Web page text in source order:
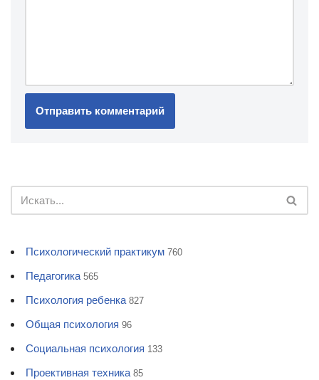
Психологический практикум 760
Педагогика 565
Психология ребенка 827
Общая психология 96
Социальная психология 133
Проективная техника 85